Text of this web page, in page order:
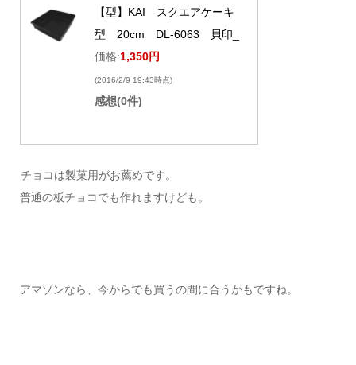
【型】KAI スクエアケーキ
型 20cm DL-6063 貝印_
価格:1,350円
(2016/2/9 19:43時点)
感想(0件)
チョコは製菓用がお薦めです。
普通の板チョコでも作れますけども。
アマゾンなら、今からでも買うの間に合うかもですね。